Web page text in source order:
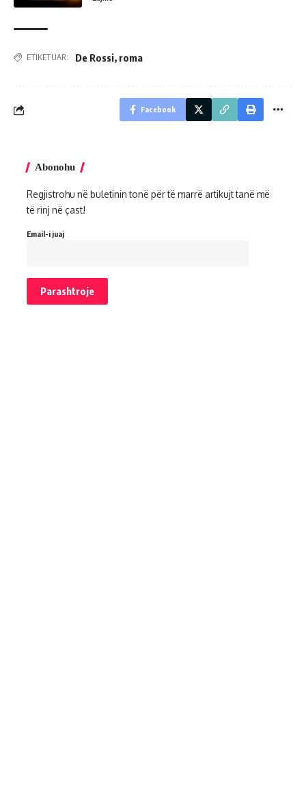
ETIKETUAR: De Rossi, roma
Facebook
Abonohu
Regjistrohu në buletinin tonë për të marrë artikujt tanë më
të rinj në çast!
Email-i juaj